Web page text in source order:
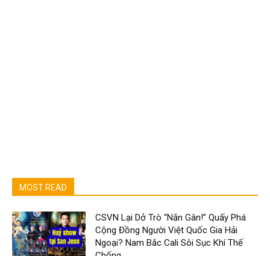
MOST READ
CSVN Lại Dở Trò “Nắn Gân!” Quấy Phá
Cộng Đồng Người Việt Quốc Gia Hải
Ngoại? Nam Bắc Cali Sôi Sục Khí Thế